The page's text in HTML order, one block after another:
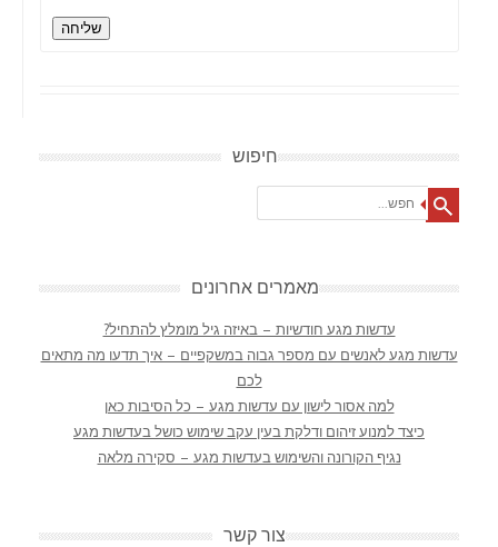
שליחה
חיפוש
מאמרים אחרונים
עדשות מגע חודשיות – באיזה גיל מומלץ להתחיל?
עדשות מגע לאנשים עם מספר גבוה במשקפיים – איך תדעו מה מתאים
לכם
למה אסור לישון עם עדשות מגע – כל הסיבות כאן
כיצד למנוע זיהום ודלקת בעין עקב שימוש כושל בעדשות מגע
נגיף הקורונה והשימוש בעדשות מגע – סקירה מלאה
צור קשר